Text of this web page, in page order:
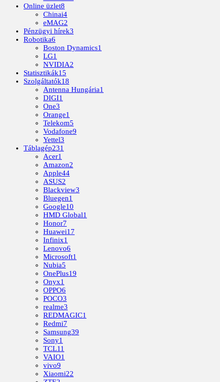
Online üzlet8
Chinai4
eMAG2
Pénzügyi hírek3
Robotika6
Boston Dynamics1
LG1
NVIDIA2
Statisztikák15
Szolgáltatók18
Antenna Hungária1
DIGI1
One3
Orange1
Telekom5
Vodafone9
Yettel3
Táblagép231
Acer1
Amazon2
Apple44
ASUS2
Blackview3
Bluegen1
Google10
HMD Global1
Honor7
Huawei17
Infinix1
Lenovo6
Microsoft1
Nubia5
OnePlus19
Onyx1
OPPO6
POCO3
realme3
REDMAGIC1
Redmi7
Samsung39
Sony1
TCL11
VAIO1
vivo9
Xiaomi22